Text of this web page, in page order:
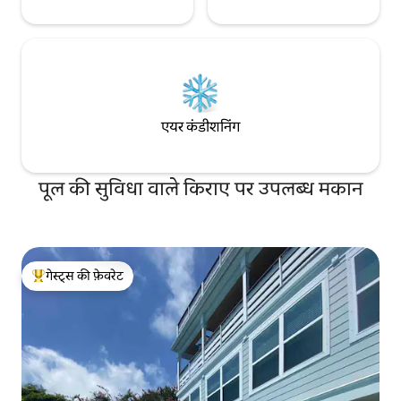
एयर कंडीशनिंग
पूल की सुविधा वाले किराए पर उपलब्ध मकान
गेस्ट्स का टॉप फ़ेवरेट
गेस्ट्स की फ़ेवरेट